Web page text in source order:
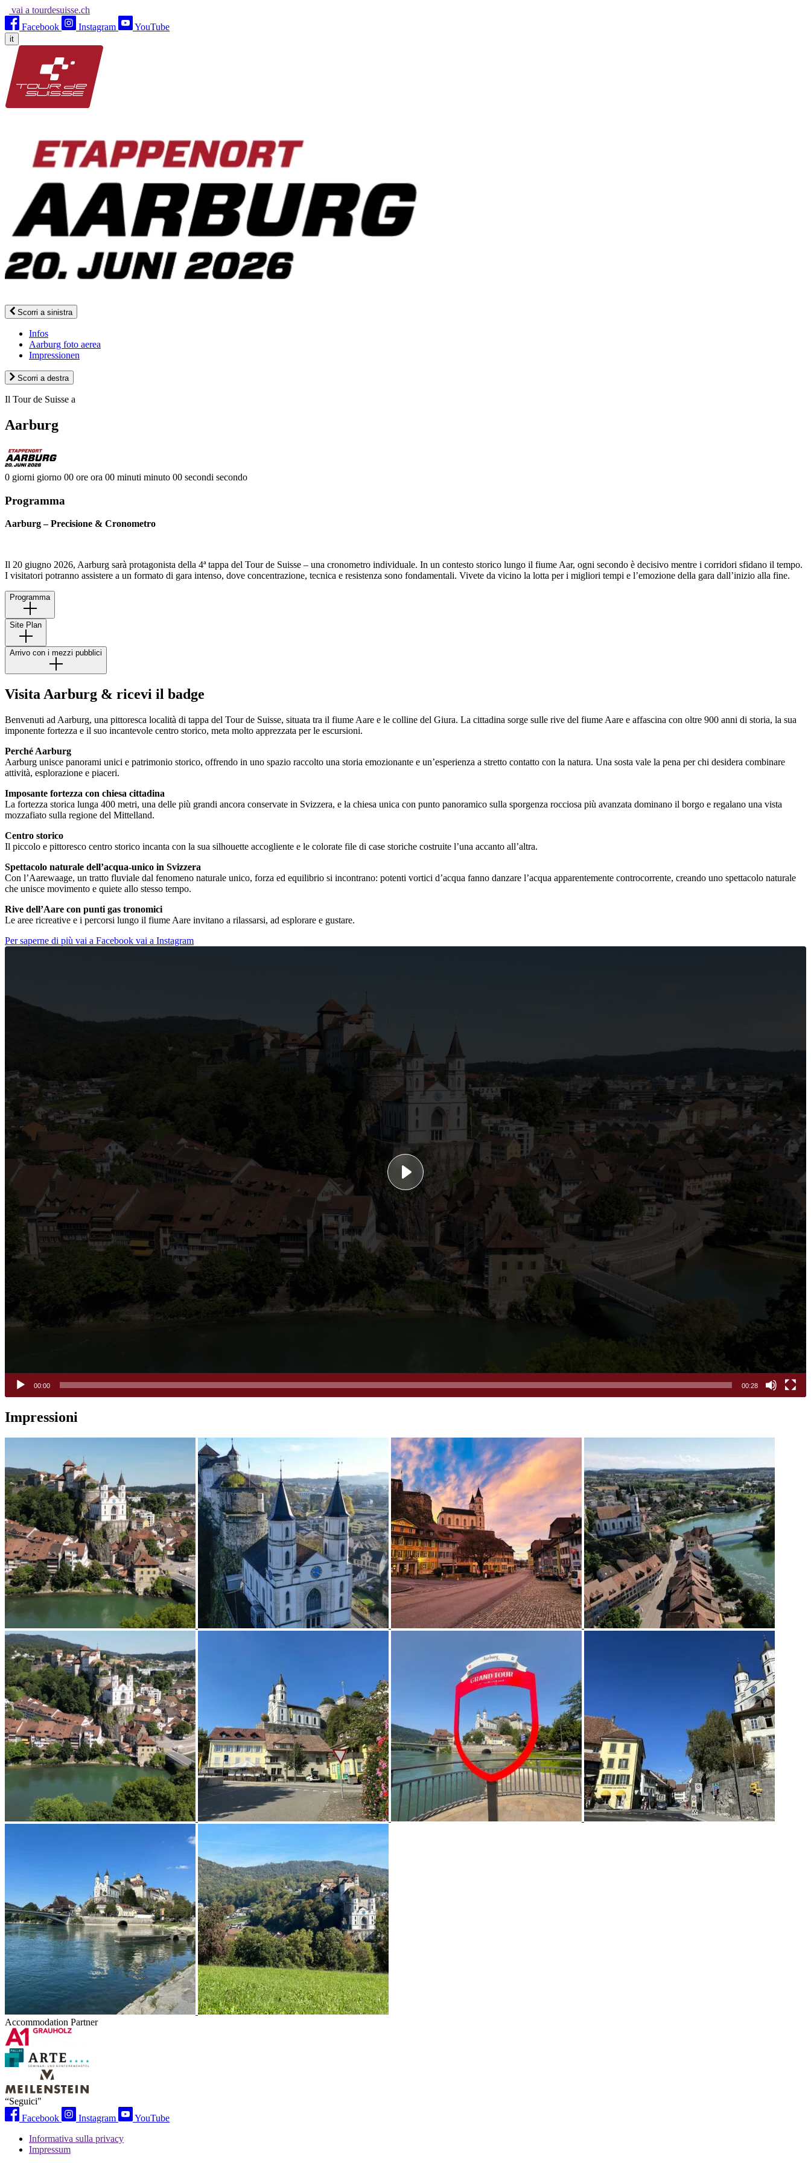
vai a tourdesuisse.ch
Facebook
Instagram YouTube
it
Scorri a sinistra
Infos
Aarburg foto aerea
Impressionen
Scorri a destra
Il Tour de Suisse a
Aarburg
0 giorni giorno 00 ore ora 00 minuti minuto 00 secondi secondo
Programma
Aarburg – Precisione & Cronometro
Il 20 giugno 2026, Aarburg sarà protagonista della 4ª tappa del Tour de Suisse – una cronometro individuale. In un contesto storico lungo il fiume Aar, ogni secondo è decisivo mentre i corridori sfidano il tempo.
I visitatori potranno assistere a un formato di gara intenso, dove concentrazione, tecnica e resistenza sono fondamentali. Vivete da vicino la lotta per i migliori tempi e l’emozione della gara dall’inizio alla fine.
Programma
Site Plan
Arrivo con i mezzi pubblici
Visita Aarburg & ricevi il badge
Benvenuti ad Aarburg, una pittoresca località di tappa del Tour de Suisse, situata tra il fiume Aare e le colline del Giura. La cittadina sorge sulle rive del fiume Aare e affascina con oltre 900 anni di storia, la sua
imponente fortezza e il suo incantevole centro storico, meta molto apprezzata per le escursioni.
Perché Aarburg
Aarburg unisce panorami unici e patrimonio storico, offrendo in uno spazio raccolto una storia emozionante e un’esperienza a stretto contatto con la natura. Una sosta vale la pena per chi desidera combinare
attività, esplorazione e piaceri.
Imposante fortezza con chiesa cittadina
La fortezza storica lunga 400 metri, una delle più grandi ancora conservate in Svizzera, e la chiesa unica con punto panoramico sulla sporgenza rocciosa più avanzata dominano il borgo e regalano una vista
mozzafiato sulla regione del Mittelland.
Centro storico
Il piccolo e pittoresco centro storico incanta con la sua silhouette accogliente e le colorate file di case storiche costruite l’una accanto all’altra.
Spettacolo naturale dell’acqua-unico in Svizzera
Con l’Aarewaage, un tratto fluviale dal fenomeno naturale unico, forza ed equilibrio si incontrano: potenti vortici d’acqua fanno danzare l’acqua apparentemente controcorrente, creando uno spettacolo naturale
che unisce movimento e quiete allo stesso tempo.
Rive dell’Aare con punti gas tronomici
Le aree ricreative e i percorsi lungo il fiume Aare invitano a rilassarsi, ad esplorare e gustare.
Per saperne di più vai a Facebook vai a Instagram
Video
00:00 00:28
Impressioni
Accommodation Partner
“Seguici"
Facebook
Instagram
YouTube
Informativa sulla privacy
Impressum